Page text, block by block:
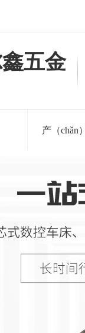
五金
产（chǎn